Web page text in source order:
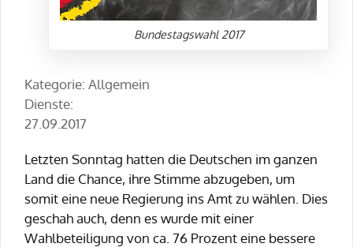
Bundestagswahl 2017
Kategorie: Allgemein
Dienste:
27.09.2017
Letzten Sonntag hatten die Deutschen im ganzen
Land die Chance, ihre Stimme abzugeben, um
somit eine neue Regierung ins Amt zu wählen. Dies
geschah auch, denn es wurde mit einer
Wahlbeteiligung von ca. 76 Prozent eine bessere